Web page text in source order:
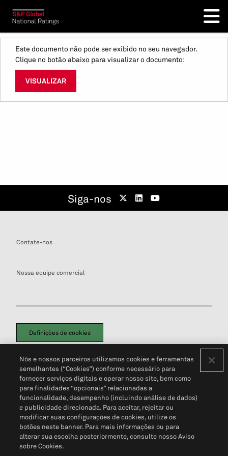
Este documento não pode ser exibido no seu navegador.
Clique no botão abaixo para visualizar o documento:
VISUALIZAR
Siga-nos
Contate-nos
Nossa equipe comercial
Definições de cookies
Política de PrivacidadePortal de privacidade do cliente (em inglês)
Não Venda Minhas Informações Pessoais© 2026 S&P Global
Nós e nossos parceiros utilizamos cookies e ferramentas
semelhantes (“Cookies”) conforme necessário para
fornecer serviços digitais e operar nosso site, bem como
para finalidades “opcionais” relacionadas a
funcionalidade, desempenho (incluindo análise de dados)
e publicidade direcionada. Para aceitar, rejeitar ou
modificar suas configurações de cookies, utilize os
botões neste banner. Para mais informações ou para
alterar sua escolha posteriormente, consulte nosso Aviso
sobre Cookies.